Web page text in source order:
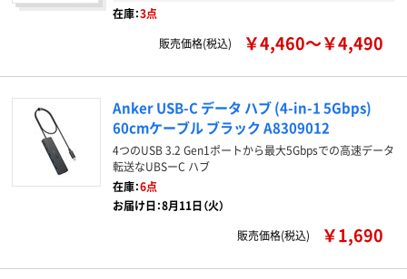
在庫：3点
販売価格(税込)
￥4,460～￥4,490
Anker USB-C データ ハブ (4-in-1 5Gbps)
60cmケーブル ブラック A8309012
4つのUSB 3.2 Gen1ポートから最大5Gbpsでの高速データ
転送なUBSーC ハブ
在庫：6点
お届け日：8月11日（火）
販売価格(税込)
￥1,690